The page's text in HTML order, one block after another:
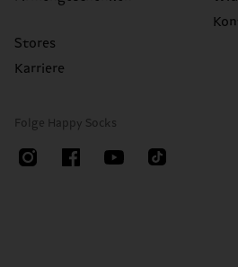
Stores
Karriere
Folge Happy Socks